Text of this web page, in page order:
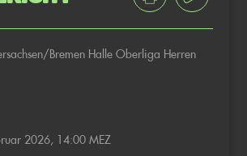
Bremen Halle Oberliga Herren
2026, 14:00 MEZ